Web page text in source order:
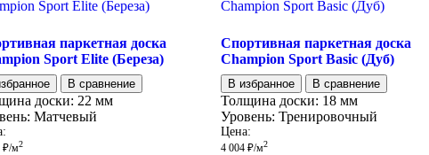
паркетная доска
Sport Elite (Береза)
В сравнение
доски: 22 мм
Матчевый
₽/м2
Спортивная паркетная доска
Champion Sport Basic (Дуб)
В избранное В сравнение
Толщина доски: 18 мм
Уровень: Тренировочный
Цена:
4 004₽/м2